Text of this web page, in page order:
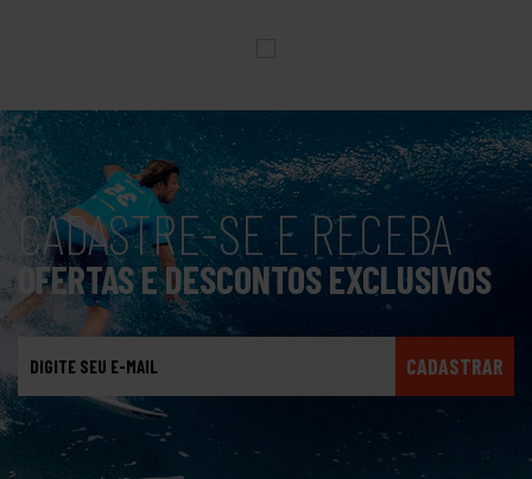
CADASTRE-SE E RECEBA
OFERTAS E DESCONTOS EXCLUSIVOS
CADASTRAR